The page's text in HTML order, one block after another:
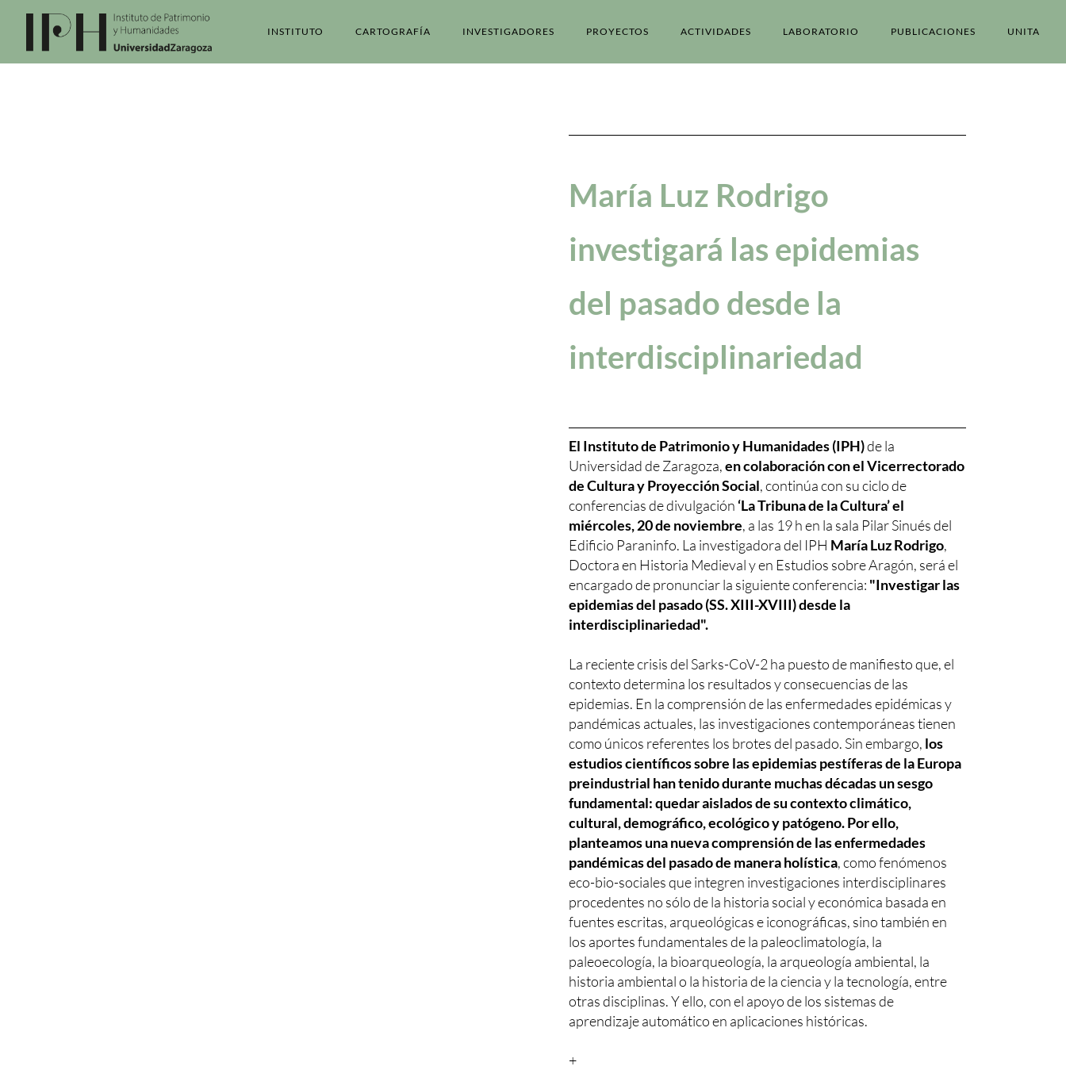
INSTITUTO CARTOGRAFÍA INVESTIGADORES PROYECTOS ACTIVIDADES LABORATORIO PUBLICACIONES UNITA
María Luz Rodrigo
investigará las epidemias
del pasado desde la
interdisciplinariedad
El Instituto de Patrimonio y Humanidades (IPH)de la
Universidad de Zaragoza,en colaboración con el Vicerrectorado
de Cultura y Proyección Social, continúa con su ciclo de
conferencias de divulgación ‘La Tribuna de la Cultura’ el
miércoles, 20 de noviembre, a las 19 h en la sala Pilar Sinués del
Edificio Paraninfo. La investigadora del IPH María Luz Rodrigo,
Doctora en Historia Medieval y en Estudios sobre Aragón, será el
encargado de pronunciar la siguiente conferencia: "Investigar las
epidemias del pasado (SS. XIII-XVIII) desde la
interdisciplinariedad".
La reciente crisis del Sarks-CoV-2 ha puesto de manifiesto que, el
contexto determina los resultados y consecuencias de las
epidemias. En la comprensión de las enfermedades epidémicas y
pandémicas actuales, las investigaciones contemporáneas tienen
como únicos referentes los brotes del pasado. Sin embargo, los
estudios científicos sobre las epidemias pestíferas de la Europa
preindustrial han tenido durante muchas décadas un sesgo
fundamental: quedar aislados de su contexto climático,
cultural, demográfico, ecológico y patógeno. Por ello,
planteamos una nueva comprensión de las enfermedades
pandémicas del pasado de manera holística, como fenómenos
eco-bio-sociales que integren investigaciones interdisciplinares
procedentes no sólo de la historia social y económica basada en
fuentes escritas, arqueológicas e iconográficas, sino también en
los aportes fundamentales de la paleoclimatología, la
paleoecología, la bioarqueología, la arqueología ambiental, la
historia ambiental o la historia de la ciencia y la tecnología, entre
otras disciplinas. Y ello, con el apoyo de los sistemas de
aprendizaje automático en aplicaciones históricas.
+